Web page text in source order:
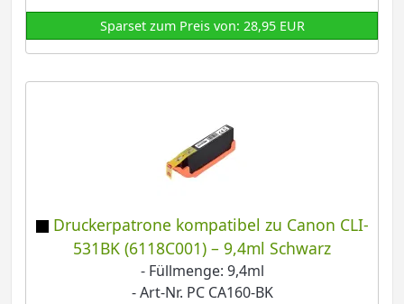
Sparset zum Preis von: 28,95 EUR
Druckerpatrone kompatibel zu Canon CLI-
531BK (6118C001) – 9,4ml Schwarz
- Füllmenge: 9,4ml
- Art-Nr. PC CA160-BK